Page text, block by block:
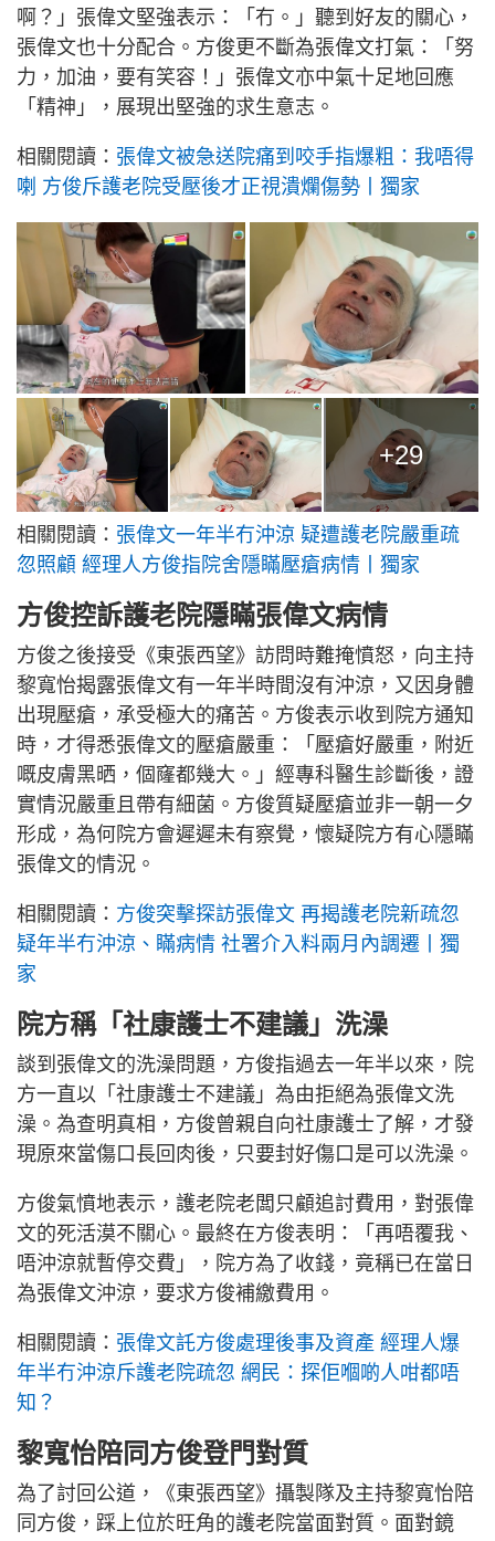
啊？」張偉文堅強表示：「冇。」聽到好友的關心，
張偉文也十分配合。方俊更不斷為張偉文打氣：「努
力，加油，要有笑容！」張偉文亦中氣十足地回應
「精神」，展現出堅強的求生意志。
相關閱讀： 張偉文被急送院痛到咬手指爆粗：我唔得
喇 方俊斥護老院受壓後才正視潰爛傷勢丨獨家
+29
相關閱讀： 張偉文一年半冇沖涼 疑遭護老院嚴重疏
忽照顧 經理人方俊指院舍隱瞞壓瘡病情丨獨家
方俊控訴護老院隱瞞張偉文病情
方俊之後接受《東張西望》訪問時難掩憤怒，向主持
黎寬怡揭露張偉文有一年半時間沒有沖涼，又因身體
出現壓瘡，承受極大的痛苦。方俊表示收到院方通知
時，才得悉張偉文的壓瘡嚴重：「壓瘡好嚴重，附近
嘅皮膚黑晒，個窿都幾大。」經專科醫生診斷後，證
實情況嚴重且帶有細菌。方俊質疑壓瘡並非一朝一夕
形成，為何院方會遲遲未有察覺，懷疑院方有心隱瞞
張偉文的情況。
相關閱讀： 方俊突擊探訪張偉文 再揭護老院新疏忽
疑年半冇沖涼、瞞病情 社署介入料兩月內調遷丨獨
家
院方稱「社康護士不建議」洗澡
談到張偉文的洗澡問題，方俊指過去一年半以來，院
方一直以「社康護士不建議」為由拒絕為張偉文洗
澡。為查明真相，方俊曾親自向社康護士了解，才發
現原來當傷口長回肉後，只要封好傷口是可以洗澡。
方俊氣憤地表示，護老院老闆只顧追討費用，對張偉
文的死活漠不關心。最終在方俊表明：「再唔覆我、
唔沖涼就暫停交費」，院方為了收錢，竟稱已在當日
為張偉文沖涼，要求方俊補繳費用。
相關閱讀： 張偉文託方俊處理後事及資產 經理人爆
年半冇沖涼斥護老院疏忽 網民：探佢嗰啲人咁都唔
知？
黎寬怡陪同方俊登門對質
為了討回公道，《東張西望》攝製隊及主持黎寬怡陪
同方俊，踩上位於旺角的護老院當面對質。面對鏡